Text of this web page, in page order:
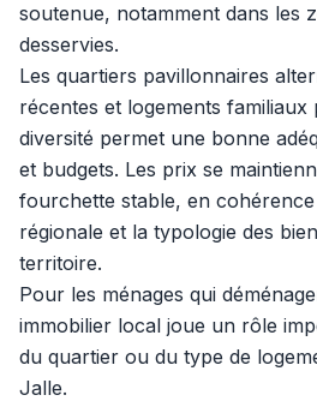
soutenue, notamment dans les
desservies.
Les quartiers pavillonnaires
récentes et logements familiaux
diversité permet une bonne
et budgets. Les prix se
fourchette stable, en
régionale et la typologie des
territoire.
Pour les ménages qui
immobilier local joue un rôle
du quartier ou du type de
Jalle.